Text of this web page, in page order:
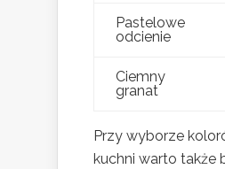
Pastelowe
odcienie
Ciemny
granat
Przy wyborze
kuchni warto także